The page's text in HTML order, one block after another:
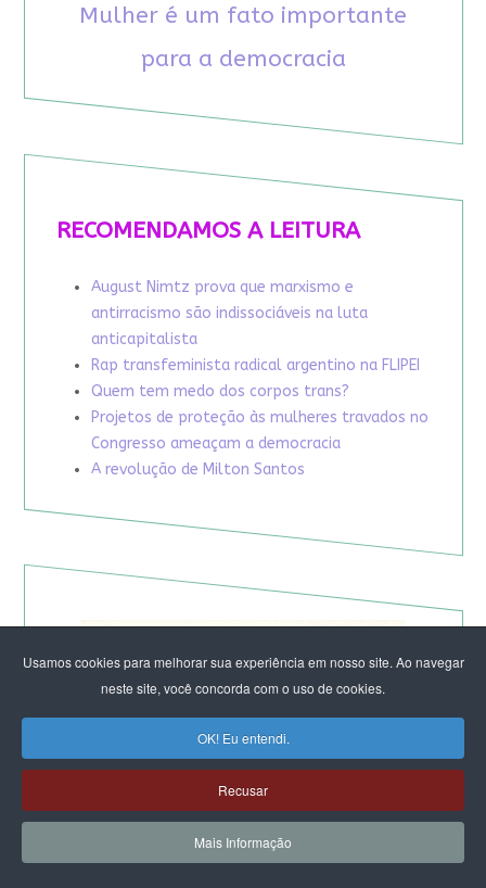
Usamos cookies para melhorar sua experiência em nosso site. Ao navegar
neste site, você concorda com o uso de cookies.
OK! Eu entendi.
Recusar
Mais Informação
Mulher é um fato importante
para a democracia
RECOMENDAMOS A LEITURA
August Nimtz prova que marxismo e
antirracismo são indissociáveis na luta
anticapitalista
Rap transfeminista radical argentino na FLIPEI
Quem tem medo dos corpos trans?
Projetos de proteção às mulheres travados no
Congresso ameaçam a democracia
A revolução de Milton Santos